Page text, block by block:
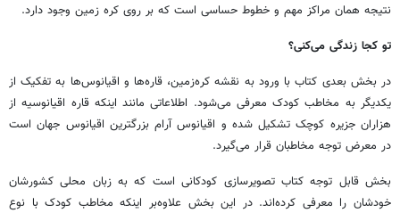
نتیجه همان مراکز مهم و خطوط حساسی است که بر روی کره زمین وجود دارد.
تو کجا زندگی می‌کنی؟
در بخش بعدی کتاب با ورود به نقشه کره‌زمین، قاره‌ها و اقیانوس‌ها به تفکیک از
یکدیگر به مخاطب کودک معرفی می‌شود. اطلاعاتی مانند اینکه قاره اقیانوسیه از
هزاران جزیره کوچک تشکیل شده و اقیانوس آرام بزرگترین اقیانوس جهان است
در معرض توجه مخاطبان قرار می‌گیرد.
بخش قابل توجه کتاب تصویرسازی کودکانی است که به زبان محلی کشورشان
خودشان را معرفی کرده‌اند. در این بخش علاوه‌بر اینکه مخاطب کودک با نوع